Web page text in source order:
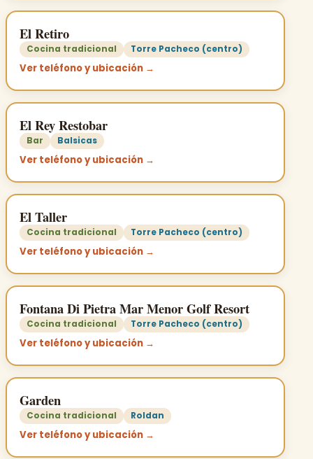
El Retiro
Cocina tradicional Torre Pacheco (centro)
Ver teléfono y ubicación →
El Rey Restobar
Bar Balsicas
Ver teléfono y ubicación →
El Taller
Cocina tradicional Torre Pacheco (centro)
Ver teléfono y ubicación →
Fontana Di Pietra Mar Menor Golf Resort
Cocina tradicional Torre Pacheco (centro)
Ver teléfono y ubicación →
Garden
Cocina tradicional Roldan
Ver teléfono y ubicación →